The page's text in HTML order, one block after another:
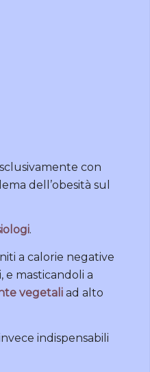
con
dell’obesità sul
.
a calorie negative
e masticandoli a
vegetali ad alto
indispensabili